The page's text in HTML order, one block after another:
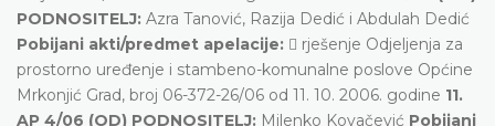
PODNOSITELJ: Azra Tanović, Razija Dedić i Abdulah Dedić
Pobijani akti/predmet apelacije:  rješenje Odjeljenja za
prostorno uređenje i stambeno-komunalne poslove Općine
Mrkonjić Grad, broj 06-372-26/06 od 11. 10. 2006. godine 11.
AP 4/06 (OD) PODNOSITELJ: Milenko Kovačević Pobijani